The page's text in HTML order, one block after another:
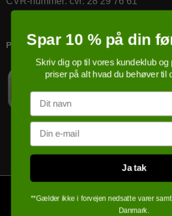
PRICERUNNER KØBSGARANTI
Spar 10 % på din
Skriv dig op til vores kundeklub og
priser på alt hvad du behøver til
Navn
Email
Ja tak
**Gælder ikke i forvejen nedsatte varer
Danmark.